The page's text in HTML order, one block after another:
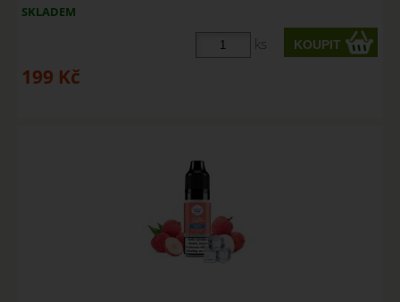
SKLADEM
ks
199 Kč